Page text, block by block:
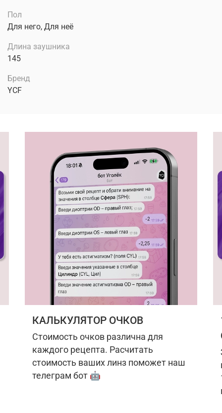
Пол
Для него, Для неё
Длина заушника
145
Бренд
YCF
КАЛЬКУЛЯТОР ОЧКОВ
Стоимость очков различна для
каждого рецепта. Расчитать
стоимость ваших линз поможет наш
телеграм бот 🤖